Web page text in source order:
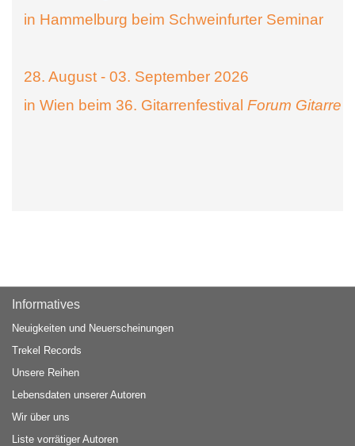
in Hammelburg beim Schweinfurter Seminar
28. August - 03. September 2026
in Wien beim 36. Gitarrenfestival Forum Gitarre
Informatives
Neuigkeiten und Neuerscheinungen
Trekel Records
Unsere Reihen
Lebensdaten unserer Autoren
Wir über uns
Liste vorrätiger Autoren